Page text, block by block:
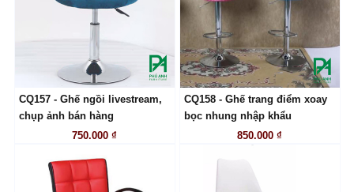
LIÊN HỆ
CQ157 - Ghế ngồi livestream,
chụp ảnh bán hàng
750.000 ₫
LIÊN HỆ
CQ158 - Ghế trang điểm xoay
bọc nhung nhập khẩu
850.000 ₫